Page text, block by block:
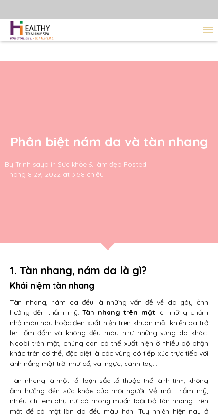
Phân biệt nám da và tàn nhang
By Trinh saya in Sức khỏe & làm đẹp Posted
Tháng 8 29, 2022 at 3:58 chiều
1. Tàn nhang, nám da là gì?
Khái niệm tàn nhang
Tàn nhang, nám da đều là những vấn đề về da gây ảnh
hưởng đến thẩm mỹ. Tàn nhang trên mặtlà những chấm
nhỏ màu nâu hoặc đen xuất hiện trên khuôn mặt khiến da trở
lên lốm đốm và không đều màu như những vùng da khác.
Ngoài trên mặt, chúng còn có thể xuất hiện ở nhiều bộ phận
khác trên cơ thể, đặc biệt là các vùng có tiếp xúc trực tiếp với
ánh nắng mặt trời như cổ, vai ngực, cánh tay…
Tàn nhang là một rối loạn sắc tố thuộc thể lành tính, không
ảnh hưởng đến sức khỏe của mọi người. Về mặt thẩm mỹ,
nhiều chị em phụ nữ có mong muốn loại bỏ tàn nhang trên
mặt để có một làn da đều màu hơn. Tuy nhiên hiện nay ở